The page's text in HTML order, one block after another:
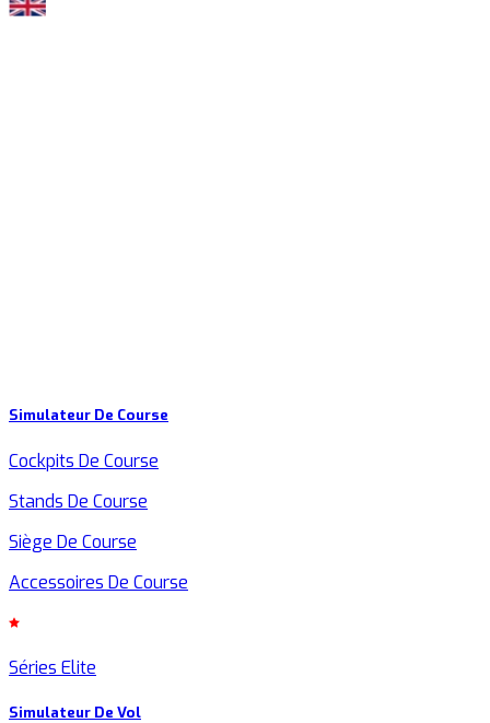
Simulateur De Course
Cockpits De Course
Stands De Course
Siège De Course
Accessoires De Course
Séries Elite
Simulateur De Vol